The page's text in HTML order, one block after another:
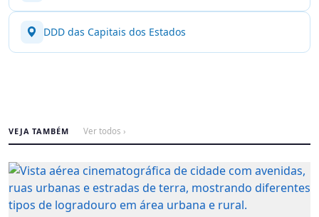
DDD das Capitais dos Estados
VEJA TAMBÉM Ver todos ›